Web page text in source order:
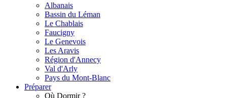
Albanais
Bassin du Léman
Le Chablais
Faucigny
Le Genevois
Les Aravis
Région d'Annecy
Val d'Arly
Pays du Mont-Blanc
Préparer
Où Dormir ?